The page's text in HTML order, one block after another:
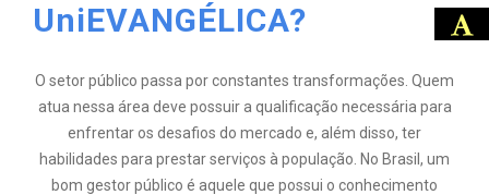
UniEVANGÉLICA?
O setor público passa por constantes transformações. Quem
atua nessa área deve possuir a qualificação necessária para
enfrentar os desafios do mercado e, além disso, ter
habilidades para prestar serviços à população. No Brasil, um
bom gestor público é aquele que possui o conhecimento